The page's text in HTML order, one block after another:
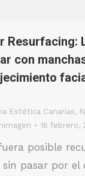
Resurfacing:
con
Estética Canarias,
16 febrero,
posible
sin pasar por el